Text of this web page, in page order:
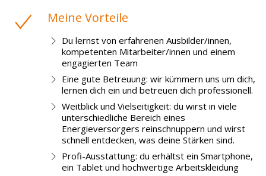
Meine Vorteile
Du lernst von erfahrenen Ausbilder/innen,
kompetenten Mitarbeiter/innen und einem
engagierten Team
Eine gute Betreuung: wir kümmern uns um dich,
lernen dich ein und betreuen dich professionell.
Weitblick und Vielseitigkeit: du wirst in viele
unterschiedliche Bereich eines
Energieversorgers reinschnuppern und wirst
schnell entdecken, was deine Stärken sind.
Profi-Ausstattung: du erhältst ein Smartphone,
ein Tablet und hochwertige Arbeitskleidung